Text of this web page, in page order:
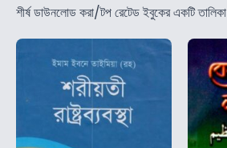
শীর্ষ ডাউনলোড করা/টপ রেটেড ইবুকের একটি তালিকা